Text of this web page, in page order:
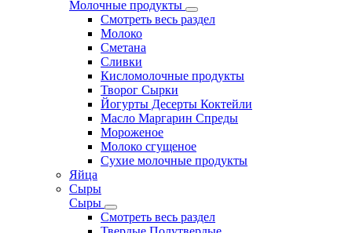
Молочные продукты
Смотреть весь раздел
Молоко
Сметана
Сливки
Кисломолочные продукты
Творог Сырки
Йогурты Десерты Коктейли
Масло Маргарин Спреды
Мороженое
Молоко сгущеное
Сухие молочные продукты
Яйца
Сыры
Сыры
Смотреть весь раздел